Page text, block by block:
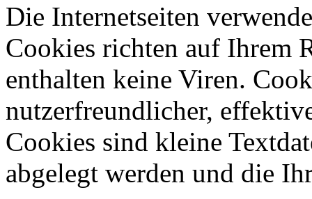
Die Internetseiten
Cookies richten auf Ihrem
enthalten keine Viren.
nutzerfreundlicher,
Cookies sind kleine
abgelegt werden und die